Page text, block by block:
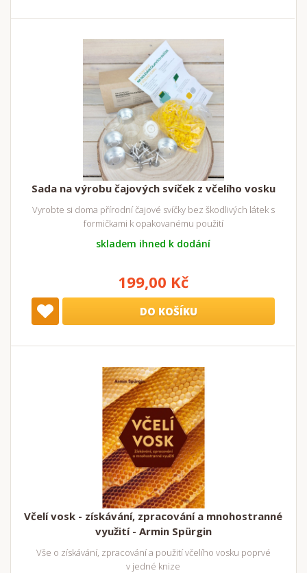
Sada na výrobu čajových svíček z včelího vosku
Vyrobte si doma přírodní čajové svíčky bez škodlivých látek s
formičkami k opakovanému použití
skladem ihned k dodání
199,00 Kč
DO KOŠÍKU
Včelí vosk - získávání, zpracování a mnohostranné
využití - Armin Spürgin
Vše o získávání, zpracování a použití včelího vosku poprvé
v jedné knize